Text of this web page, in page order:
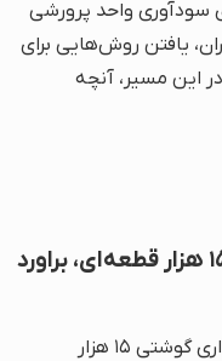
سودآوری واحد پرورشی
یافتن روش‌هایی برای
این مسیر، آنچه
برق خورشیدی مرغداری گوشتی ۱۵ هزار قطعه‌ای، براورد
طراحی سیستم برق خورشیدی برای مرغداری گوشتی ۱۵ هزار